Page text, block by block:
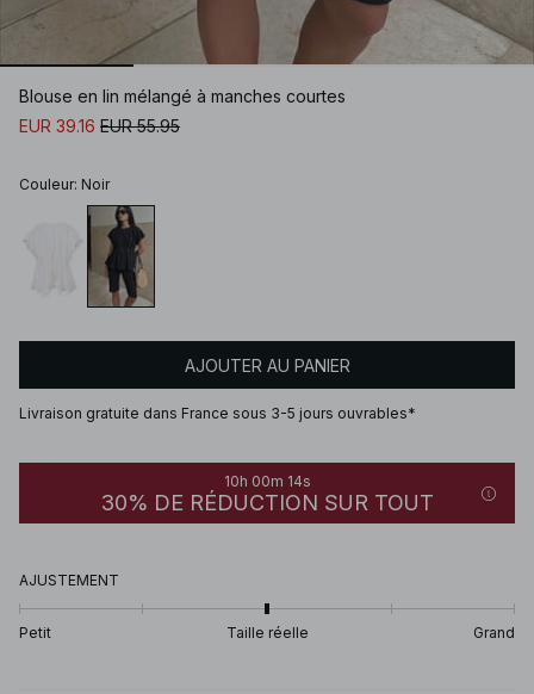
Blouse en lin mélangé à manches courtes
EUR 39.16 EUR 55.95
Couleur: Noir
AJOUTER AU PANIER
Livraison gratuite dans France sous 3-5 jours ouvrables*
10h 00m 14s
30% DE RÉDUCTION SUR TOUT
AJUSTEMENT
Petit Taille réelle Grand